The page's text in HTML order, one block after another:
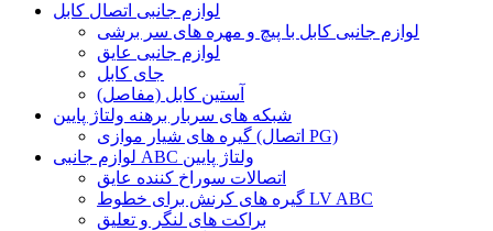
لوازم جانبی اتصال کابل
لوازم جانبی کابل با پیچ و مهره های سر برشی
لوازم جانبی عایق
جای کابل
آستین کابل (مفاصل)
شبکه های سربار برهنه ولتاژ پایین
گیره های شیار موازی (اتصال PG)
لوازم جانبی ABC ولتاژ پایین
اتصالات سوراخ کننده عایق
گیره های کرنش برای خطوط LV ABC
براکت های لنگر و تعلیق